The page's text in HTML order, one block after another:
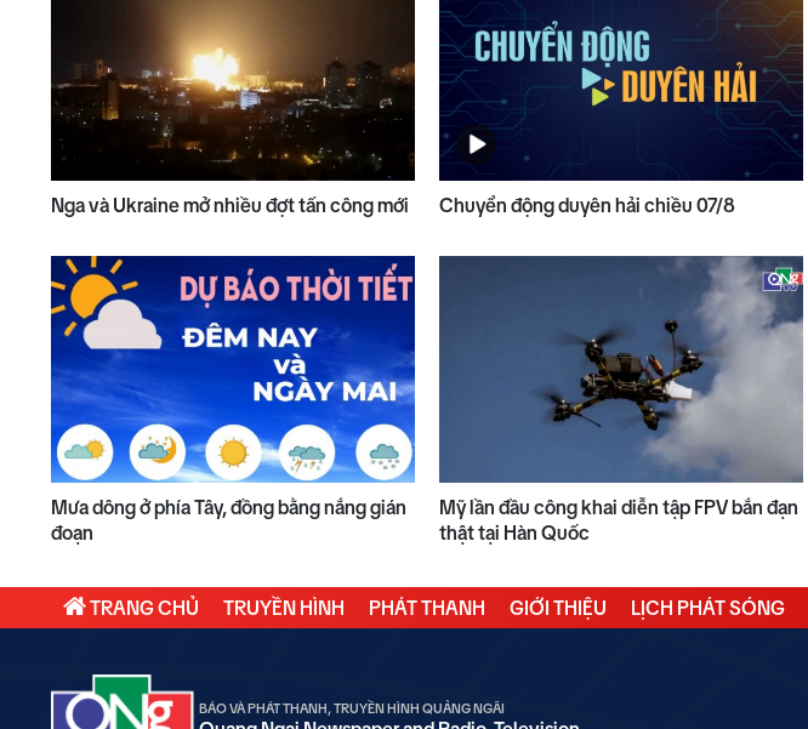
Nga và Ukraine mở nhiều đợt tấn công mới Chuyển động duyên hải chiều 07/8
Mưa dông ở phía Tây, đồng bằng nắng gián
đoạn
Mỹ lần đầu công khai diễn tập FPV bắn đạn
thật tại Hàn Quốc
TRANG CHỦ TRUYỀN HÌNH PHÁT THANH GIỚI THIỆU LỊCH PHÁT SÓNG
BÁO VÀ PHÁT THANH, TRUYỀN HÌNH QUẢNG NGÃI